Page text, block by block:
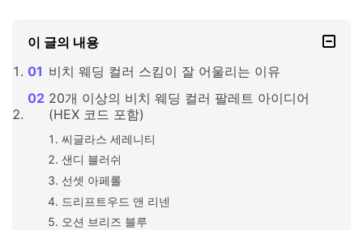
이 글의 내용
비치 웨딩 컬러 스킴이 잘 어울리는 이유
20개 이상의 비치 웨딩 컬러 팔레트 아이디어
(HEX 코드 포함)
씨글라스 세레니티
샌디 블러쉬
선셋 아페롤
드리프트우드 앤 리넨
오션 브리즈 블루